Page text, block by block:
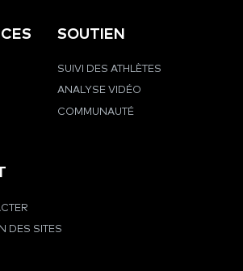
SOUTIEN
SUIVI DES ATHLÈTES
ANALYSE VIDÉO
COMMUNAUTÉ
DES SITES